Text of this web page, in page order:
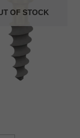
OF STOCK